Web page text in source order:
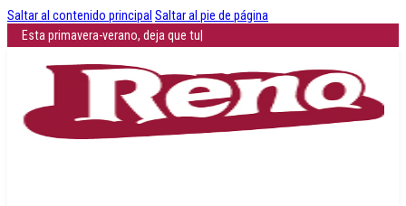
Saltar al contenido principal Saltar al pie de página
Esta primavera-verano, deja que tus pies respiren con